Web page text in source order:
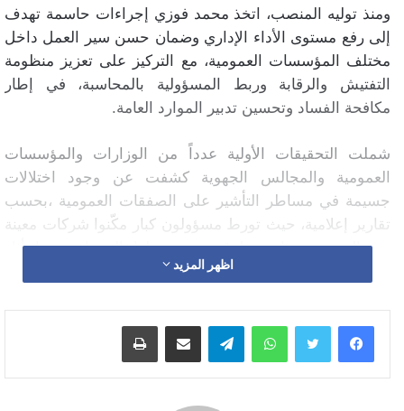
ومنذ توليه المنصب، اتخذ محمد فوزي إجراءات حاسمة تهدف
إلى رفع مستوى الأداء الإداري وضمان حسن سير العمل داخل
مختلف المؤسسات العمومية، مع التركيز على تعزيز منظومة
التفتيش والرقابة وربط المسؤولية بالمحاسبة، في إطار
مكافحة الفساد وتحسين تدبير الموارد العامة.
شملت التحقيقات الأولية عدداً من الوزارات والمؤسسات
العمومية والمجالس الجهوية كشفت عن وجود اختلالات
جسيمة في مساطر التأشير على الصفقات العمومية ،بحسب
تقارير إعلامية، حيث تورط مسؤولون كبار مكّنوا شركات معينة
من الفوز بصفقات بطرق تحوم حولها الشبهات، مما أثار
تساؤلات واسعة حول نزاهة المنافسة والشفافية في منح هذه
الصارمة والمساءلة القانونية، بما يضمن محاسبة المتورطين
وردع كل من يحاول استغلال منصبه لتحقيق مكاسب غير
اظهر المزيد
واتساب تيلقرام مشاركة عبر البريد طباعة